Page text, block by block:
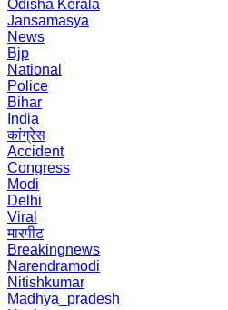
Odisha Kerala
Jansamasya
News
Bjp
National
Police
Bihar
India
कांग्रेस
Accident
Congress
Modi
Delhi
Viral
मारपीट
Breakingnews
Narendramodi
Nitishkumar
Madhya_pradesh